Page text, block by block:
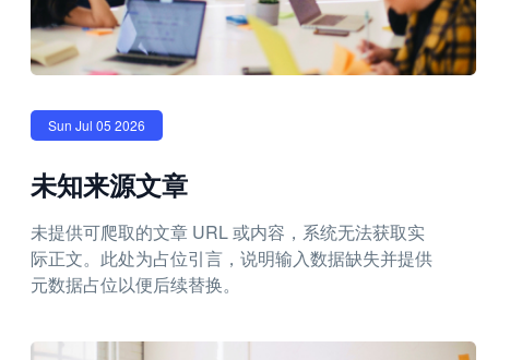
Sun Jul 05 2026
未知来源文章
未提供可爬取的文章 URL 或内容，系统无法获取实
际正文。此处为占位引言，说明输入数据缺失并提供
元数据占位以便后续替换。